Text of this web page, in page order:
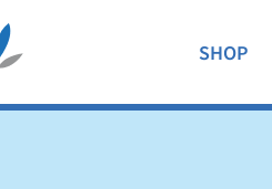
SHOP